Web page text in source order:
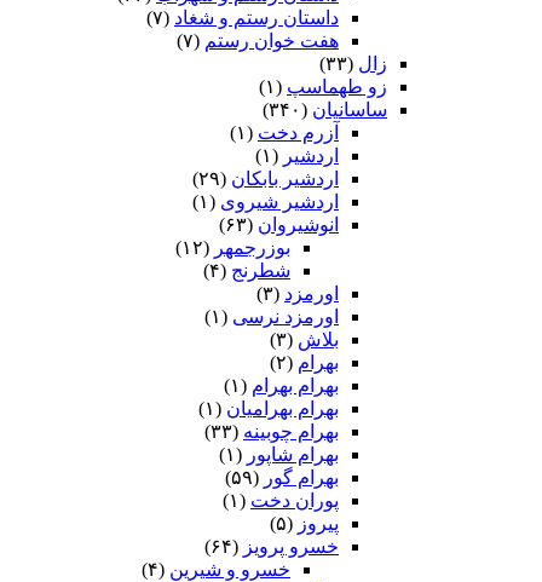
داستان رستم و شغاد (۷)
هفت خوان رستم‏ (۷)
زال (۳۳)
زو طهماسپ‏ (۱)
ساسانیان (۳۴۰)
آزرم دخت (۱)
اردشیر (۱)
اردشیر بابکان (۲۹)
اردشیر شیروی (۱)
انوشیروان (۶۳)
بوزرجمهر (۱۲)
شطرنج (۴)
اورمزد (۳)
اورمزد نرسى‏ (۱)
بلاش (۳)
بهرام (۲)
بهرام بهرام (۱)
بهرام بهرامیان‏ (۱)
بهرام چوبینه (۳۳)
بهرام شاپور (۱)
بهرام گور (۵۹)
پوران دخت (۱)
پیروز (۵)
خسرو پرویز (۶۴)
خسرو و شیرین (۴)